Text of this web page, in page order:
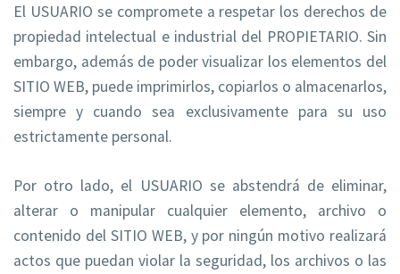
El USUARIO se compromete a respetar los derechos de
propiedad intelectual e industrial del PROPIETARIO. Sin
embargo, además de poder visualizar los elementos del
SITIO WEB, puede imprimirlos, copiarlos o almacenarlos,
siempre y cuando sea exclusivamente para su uso
estrictamente personal.
Por otro lado, el USUARIO se abstendrá de eliminar,
alterar o manipular cualquier elemento, archivo o
contenido del SITIO WEB, y por ningún motivo realizará
actos que puedan violar la seguridad, los archivos o las